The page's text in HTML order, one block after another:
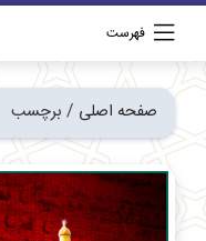
فهرست
صفحه اصلی / برچسب